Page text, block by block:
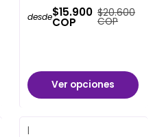
desde$15.900
COP
$20.600
COP
Ver opciones
|